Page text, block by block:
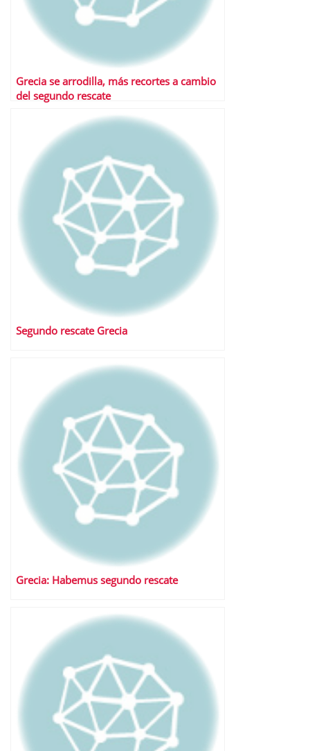
Grecia se arrodilla, más recortes a cambio
del segundo rescate
Segundo rescate Grecia
Grecia: Habemus segundo rescate